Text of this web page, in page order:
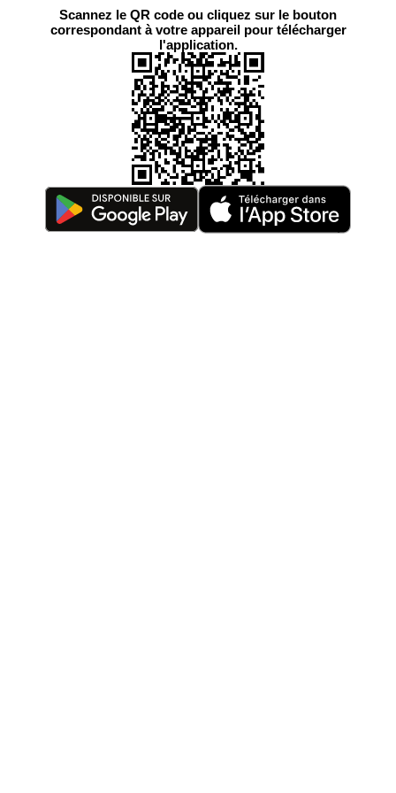
Scannez le QR code ou cliquez sur le bouton
correspondant à votre appareil pour télécharger
l'application.